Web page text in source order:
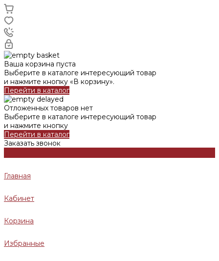
Ваша корзина пуста
Выберите в каталоге интересующий товар
и нажмите кнопку «В корзину».
Перейти в каталог
Отложенных товаров нет
Выберите в каталоге интересующий товар
и нажмите кнопку
Перейти в каталог
Заказать звонок
Главная
Кабинет
Корзина
Избранные